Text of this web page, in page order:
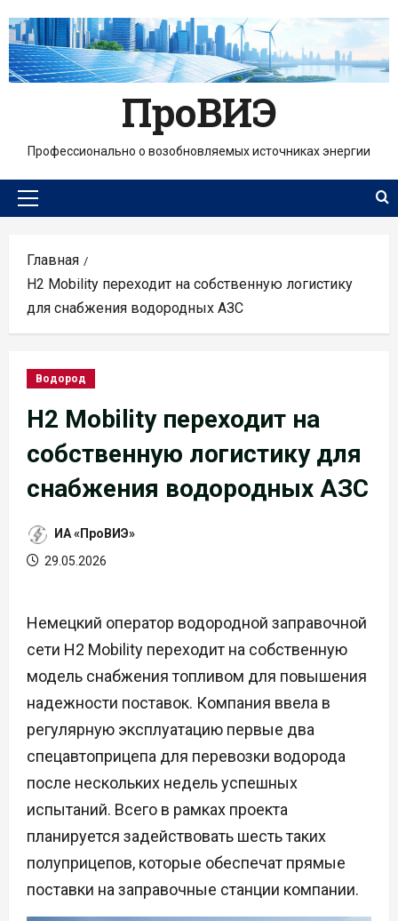
содержимому
ПроВИЭ
Профессионально о возобновляемых источниках энергии
Основное
Главная
H2 Mobility переходит на собственную логистику
для снабжения водородных АЗС
Водород
H2 Mobility переходит на
собственную логистику для
снабжения водородных АЗС
ИА «ПроВИЭ»
29.05.2026
Немецкий оператор водородной заправочной
сети H2 Mobility переходит на собственную
модель снабжения топливом для повышения
надежности поставок. Компания ввела в
регулярную эксплуатацию первые два
спецавтоприцепа для перевозки водорода
после нескольких недель успешных
испытаний. Всего в рамках проекта
планируется задействовать шесть таких
полуприцепов, которые обеспечат прямые
поставки на заправочные станции компании.